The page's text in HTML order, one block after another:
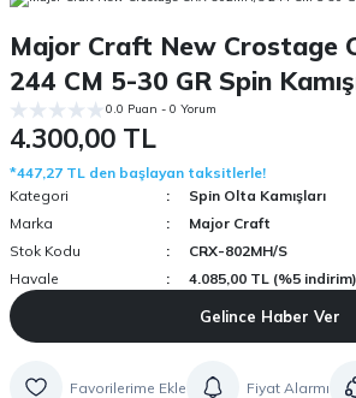
Major Craft New Crostage
244 CM 5-30 GR Spin
0.0 Puan - 0 Yorum
4.300,00 TL
*447,27 TL den başlayan taksitlerle!
Kategori
Spin Olta Kamışları
Marka
Major Craft
Stok Kodu
CRX-802MH/S
Havale
4.085,00 TL (%5 indirim)
Gelince Haber Ver
Fiyat Alarmı